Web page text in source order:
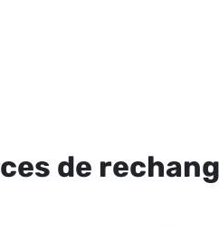
de